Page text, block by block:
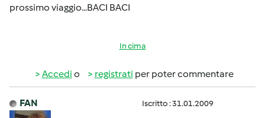
prossimo viaggio...BACI BACI
In cima
Accedi o registrati per poter commentare
FAN Iscritto : 31.01.2009